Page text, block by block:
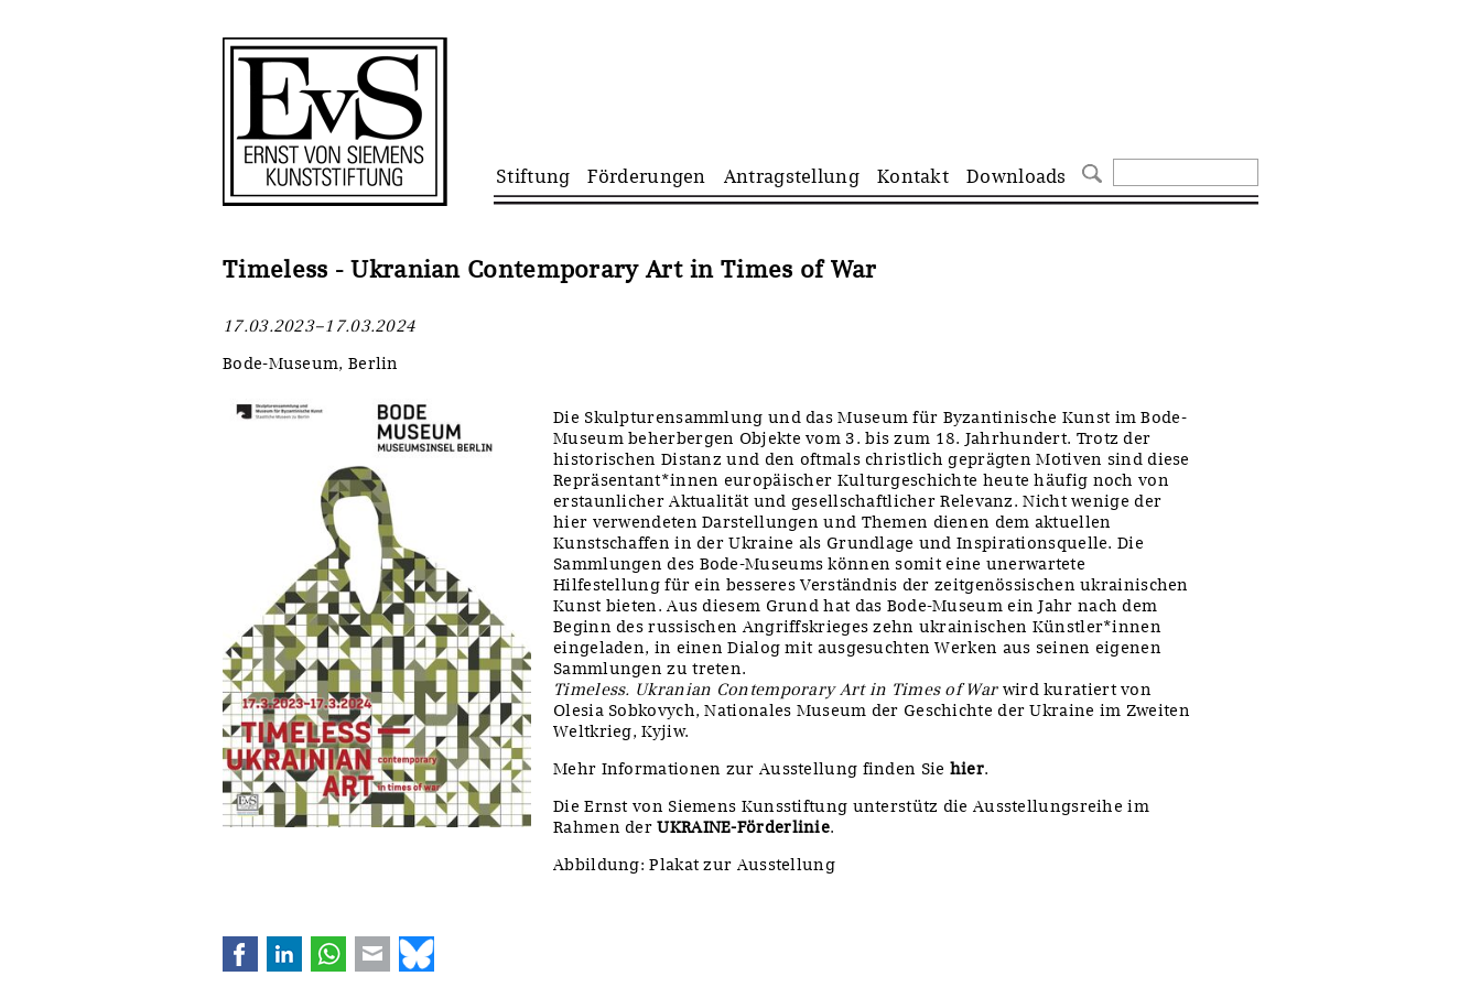
Navigation
überspringen
Stiftung Förderungen Antragstellung Kontakt Downloads
Timeless - Ukranian Contemporary Art in Times of War
17.03.2023–17.03.2024
Bode-Museum, Berlin
Die Skulpturensammlung und das Museum für Byzantinische Kunst im Bode-
Museum beherbergen Objekte vom 3. bis zum 18. Jahrhundert. Trotz der
historischen Distanz und den oftmals christlich geprägten Motiven sind diese
Repräsentant*innen europäischer Kulturgeschichte heute häufig noch von
erstaunlicher Aktualität und gesellschaftlicher Relevanz. Nicht wenige der
hier verwendeten Darstellungen und Themen dienen dem aktuellen
Kunstschaffen in der Ukraine als Grundlage und Inspirationsquelle. Die
Sammlungen des Bode-Museums können somit eine unerwartete
Hilfestellung für ein besseres Verständnis der zeitgenössischen ukrainischen
Kunst bieten. Aus diesem Grund hat das Bode-Museum ein Jahr nach dem
Beginn des russischen Angriffskrieges zehn ukrainischen Künstler*innen
eingeladen, in einen Dialog mit ausgesuchten Werken aus seinen eigenen
Sammlungen zu treten.
Timeless. Ukranian Contemporary Art in Times of Warwird kuratiert von
Olesia Sobkovych, Nationales Museum der Geschichte der Ukraine im Zweiten
Weltkrieg, Kyjiw.
Mehr Informationen zur Ausstellung finden Sie hier.
Die Ernst von Siemens Kunsstiftung unterstütz die Ausstellungsreihe im
Rahmen derUKRAINE-Förderlinie.
Abbildung: Plakat zur Ausstellung
FacebookLinkedInWhatsApp
E-mail